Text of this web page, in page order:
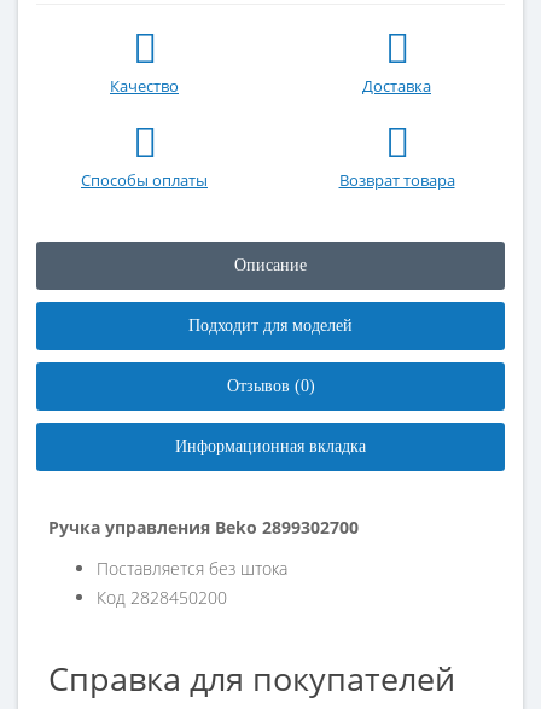
Качество Доставка
Способы оплаты Возврат товара
Описание
Подходит для моделей
Отзывов (0)
Информационная вкладка
Ручка управления Beko 2899302700
Поставляется без штока
Код 2828450200
Справка для покупателей